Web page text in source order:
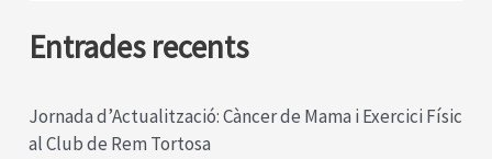
r
a
:
Entrades recents
Jornada d’Actualització: Càncer de Mama i Exercici Físic
al Club de Rem Tortosa